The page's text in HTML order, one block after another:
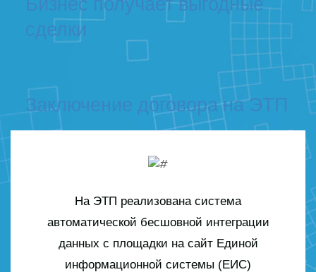
сделки
Заключение договора на ЭТП
На ЭТП реализована система
автоматической бесшовной интеграции
данных с площадки на сайт Единой
информационной системы (ЕИС)